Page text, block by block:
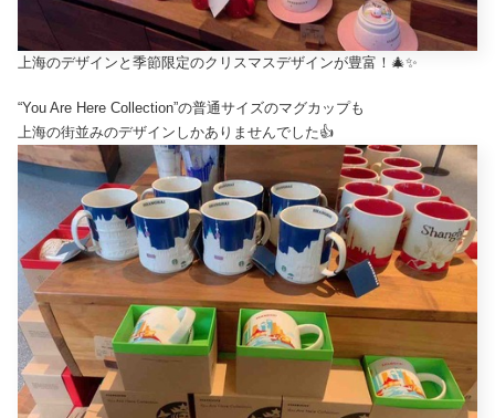
上海のデザインと季節限定のクリスマスデザインが豊富！🎄✨
“You Are Here Collection”の普通サイズのマグカップも
上海の街並みのデザインしかありませんでした👍